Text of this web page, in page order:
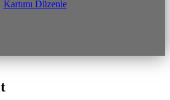
Kartımı Düzenle